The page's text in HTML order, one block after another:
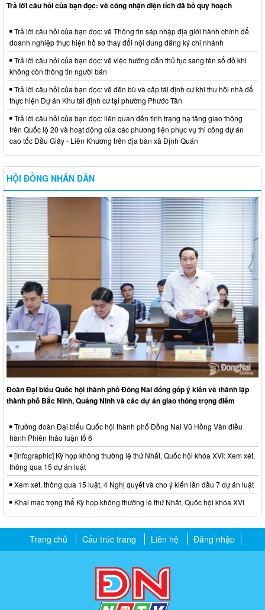
Trả lời câu hỏi của bạn đọc: về công nhận diện tích đã bỏ quy hoạch
Trả lời câu hỏi của bạn đọc: về Thông tin sáp nhập địa giới hành chính để
doanh nghiệp thực hiện hồ sơ thay đổi nội dung đăng ký chi nhánh
Trả lời câu hỏi của bạn đọc: về việc hướng dẫn thủ tục sang tên sổ đỏ khi
không còn thông tin người bán
Trả lời câu hỏi của bạn đọc: về đền bù và cấp tái định cư khi thu hồi nhà để
thực hiện Dự án Khu tái định cư tại phường Phước Tân
Trả lời câu hỏi của bạn đọc: liên quan đến tình trạng hạ tầng giao thông
trên Quốc lộ 20 và hoạt động của các phương tiện phục vụ thi công dự án
cao tốc Dầu Giây - Liên Khương trên địa bàn xã Định Quán
HỘI ĐỒNG NHÂN DÂN
Đoàn Đại biểu Quốc hội thành phố Đồng Nai đóng góp ý kiến về thành lập
thành phố Bắc Ninh, Quảng Ninh và các dự án giao thông trọng điểm
Trưởng đoàn Đại biểu Quốc hội thành phố Đồng Nai Vũ Hồng Văn điều
hành Phiên thảo luận tổ 6
[Infographic] Kỳ họp không thường lệ thứ Nhất, Quốc hội khóa XVI: Xem xét,
thông qua 15 dự án luật
Xem xét, thông qua 15 luật, 4 Nghị quyết và cho ý kiến lần đầu 7 dự án luật
Khai mạc trọng thể Kỳ họp không thường lệ thứ Nhất, Quốc hội khóa XVI
Trang chủ Cấu trúc trang Liên hệ Đăng nhập